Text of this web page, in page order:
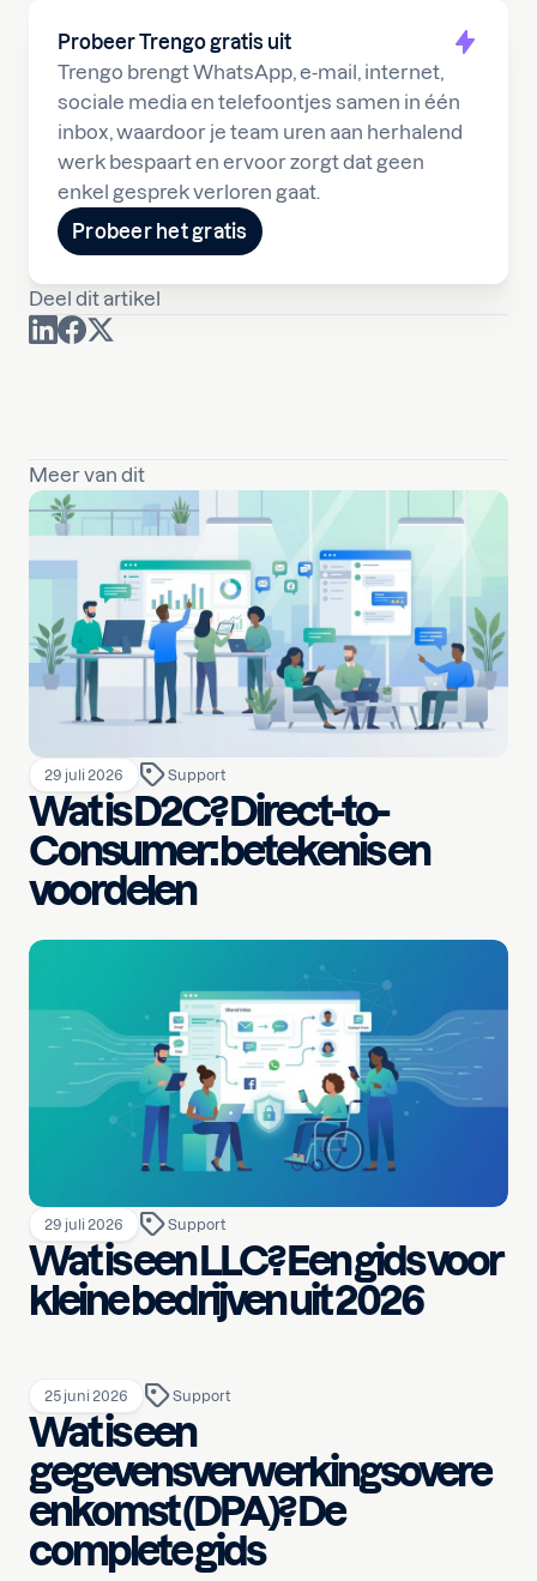
Probeer Trengo gratis uit
Trengo brengt WhatsApp, e-mail, internet,
sociale media en telefoontjes samen in één
inbox, waardoor je team uren aan herhalend
werk bespaart en ervoor zorgt dat geen
enkel gesprek verloren gaat.
Probeer het gratis
Deel dit artikel
Meer van dit
29 juli 2026 Support
Wat is D2C? Direct-to-
Consumer: betekenis en
voordelen
29 juli 2026 Support
Wat is een LLC? Een gids voor
kleine bedrijven uit 2026
25 juni 2026 Support
Wat is een
gegevensverwerkingsovere
enkomst (DPA)? De
complete gids